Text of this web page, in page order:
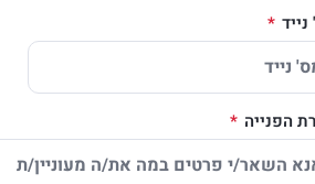
הפנייה